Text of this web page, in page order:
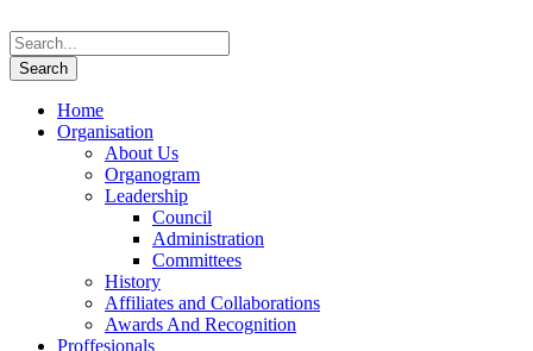
Home
Organisation
About Us
Organogram
Leadership
Council
Administration
Committees
History
Affiliates and Collaborations
Awards And Recognition
Proffesionals